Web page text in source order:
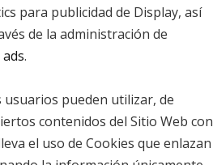
para publicidad de Display, así
de la administración de
.
usuarios pueden utilizar, de
contenidos del Sitio Web con
el uso de Cookies que enlazan